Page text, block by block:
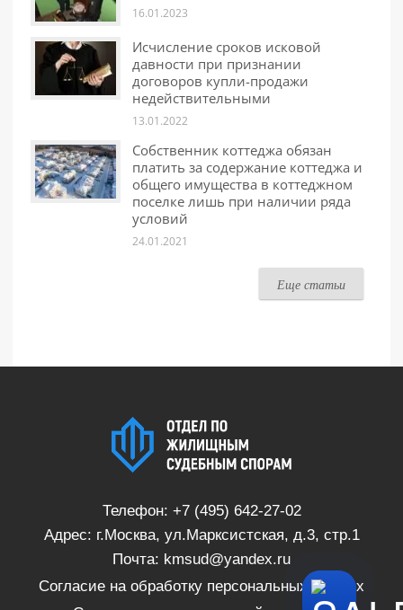
16.01.2023
Исчисление сроков исковой
давности при признании
договоров купли-продажи
недействительными
13.01.2022
Собственник коттеджа обязан
платить за содержание коттеджа и
общего имущества в коттеджном
поселке лишь при наличии ряда
условий
24.01.2021
Еще статьи
Телефон: +7 (495) 642-27-02
Адрес: г.Москва, ул.Марксистская, д.3, стр.1
Почта: kmsud@yandex.ru
Согласие на обработку персональных данных